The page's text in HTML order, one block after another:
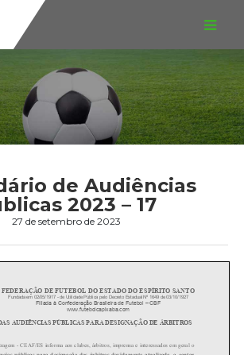
de Audiências
2023 – 17
27 de setembro de 2023